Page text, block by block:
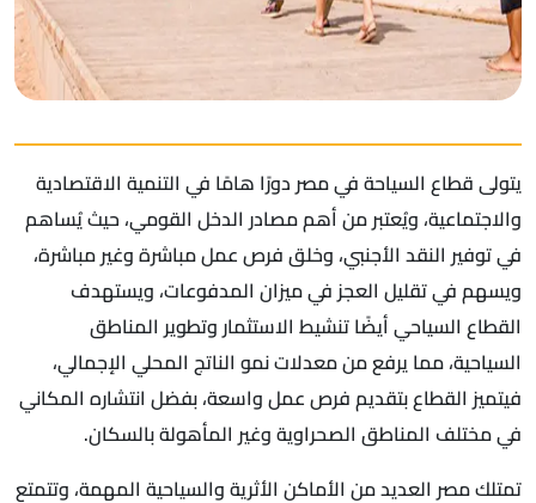
يتولى قطاع السياحة في مصر دورًا هامًا في التنمية الاقتصادية
والاجتماعية، ويُعتبر من أهم مصادر الدخل القومي، حيث يُساهم
في توفير النقد الأجنبي، وخلق فرص عمل مباشرة وغير مباشرة،
ويسهم في تقليل العجز في ميزان المدفوعات، ويستهدف
القطاع السياحي أيضًا تنشيط الاستثمار وتطوير المناطق
السياحية، مما يرفع من معدلات نمو الناتج المحلي الإجمالي،
فيتميز القطاع بتقديم فرص عمل واسعة، بفضل انتشاره المكاني
في مختلف المناطق الصحراوية وغير المأهولة بالسكان.
تمتلك مصر العديد من الأماكن الأثرية والسياحية المهمة، وتتمتع